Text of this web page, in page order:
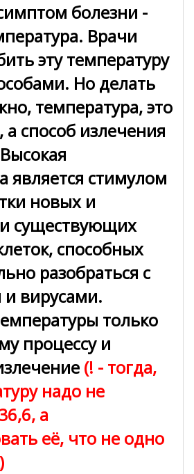
болезни -
Врачи
эту температуру
Но делать
температура, это
способ излечения
является стимулом
новых и
существующих
способных
разобраться с
вирусами.
только
процессу и
(! - тогда,
надо не
а
её, что не одно